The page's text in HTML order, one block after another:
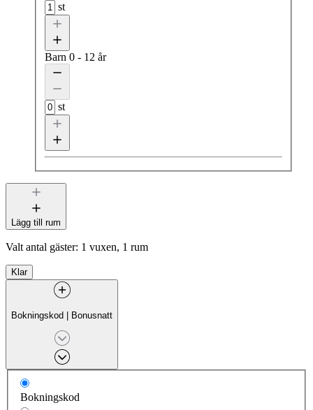
st
Barn 0 - 12 år
st
Lägg till rum
Valt antal gäster: 1 vuxen, 1 rum
Klar
Bokningskod | Bonusnatt
Bokningskod